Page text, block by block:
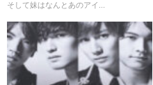
そして妹はなんとあのアイ...